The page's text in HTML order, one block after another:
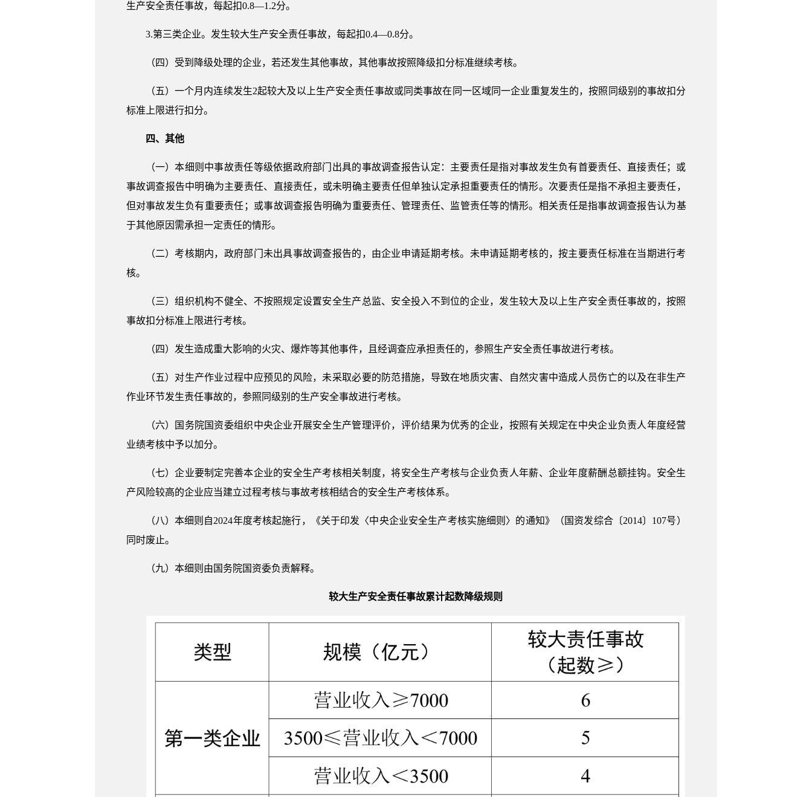
生产安全责任事故，每起扣0.8—1.2分。
3.第三类企业。发生较大生产安全责任事故，每起扣0.4—0.8分。
（四）受到降级处理的企业，若还发生其他事故，其他事故按照降级扣分标准继续考核。
（五）一个月内连续发生2起较大及以上生产安全责任事故或同类事故在同一区域同一企业重复发生的，按照同级别的事故扣分
标准上限进行扣分。
四、其他
（一）本细则中事故责任等级依据政府部门出具的事故调查报告认定：主要责任是指对事故发生负有首要责任、直接责任；或
事故调查报告中明确为主要责任、直接责任，或未明确主要责任但单独认定承担重要责任的情形。次要责任是指不承担主要责任，
但对事故发生负有重要责任；或事故调查报告明确为重要责任、管理责任、监管责任等的情形。相关责任是指事故调查报告认为基
于其他原因需承担一定责任的情形。
（二）考核期内，政府部门未出具事故调查报告的，由企业申请延期考核。未申请延期考核的，按主要责任标准在当期进行考
核。
（三）组织机构不健全、不按照规定设置安全生产总监、安全投入不到位的企业，发生较大及以上生产安全责任事故的，按照
事故扣分标准上限进行考核。
（四）发生造成重大影响的火灾、爆炸等其他事件，且经调查应承担责任的，参照生产安全责任事故进行考核。
（五）对生产作业过程中应预见的风险，未采取必要的防范措施，导致在地质灾害、自然灾害中造成人员伤亡的以及在非生产
作业环节发生责任事故的，参照同级别的生产安全事故进行考核。
（六）国务院国资委组织中央企业开展安全生产管理评价，评价结果为优秀的企业，按照有关规定在中央企业负责人年度经营
业绩考核中予以加分。
（七）企业要制定完善本企业的安全生产考核相关制度，将安全生产考核与企业负责人年薪、企业年度薪酬总额挂钩。安全生
产风险较高的企业应当建立过程考核与事故考核相结合的安全生产考核体系。
（八）本细则自2024年度考核起施行，《关于印发〈中央企业安全生产考核实施细则〉的通知》（国资发综合〔2014〕107号）
同时废止。
（九）本细则由国务院国资委负责解释。
较大生产安全责任事故累计起数降级规则